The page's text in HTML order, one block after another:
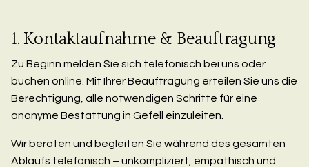
1. Kontaktaufnahme & Beauftragung
Zu Beginn melden Sie sich telefonisch bei uns oder
buchen online. Mit Ihrer Beauftragung erteilen Sie uns die
Berechtigung, alle notwendigen Schritte für eine
anonyme Bestattung in Gefell einzuleiten.
Wir beraten und begleiten Sie während des gesamten
Ablaufs telefonisch – unkompliziert, empathisch und